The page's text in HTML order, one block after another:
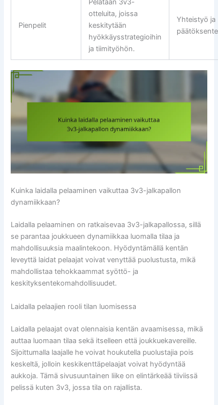
Pienpelit
otteluita, joissa
keskitytään
hyökkäysstrategioihin
ja tiimityöhön.
Yhteistyö ja
Kuinka laidalla pelaaminen vaikuttaa 3v3-jalkapallon
dynamiikkaan?
Laidalla pelaaminen on ratkaisevaa 3v3-jalkapallossa, sillä
se parantaa joukkueen dynamiikkaa luomalla tilaa ja
mahdollisuuksia maalintekoon. Hyödyntämällä kentän
leveyttä laidat pelaajat voivat venyttää puolustusta, mikä
mahdollistaa tehokkaammat syöttö- ja
keskityksentekomahdollisuudet.
Laidalla pelaajien rooli tilan luomisessa
Laidalla pelaajat ovat olennaisia kentän avaamisessa, mikä
auttaa luomaan tilaa sekä itselleen että joukkuekavereille.
Sijoittumalla laajalle he voivat houkutella puolustajia pois
keskeltä, jolloin keskikenttäpelaajat voivat hyödyntää
aukkoja. Tämä sivusuuntainen liike on elintärkeää tiiviissä
pelissä kuten 3v3, jossa tila on rajallista.